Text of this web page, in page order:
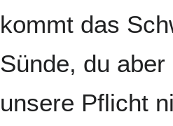
kommt das
Sünde, du
unsere Pflicht